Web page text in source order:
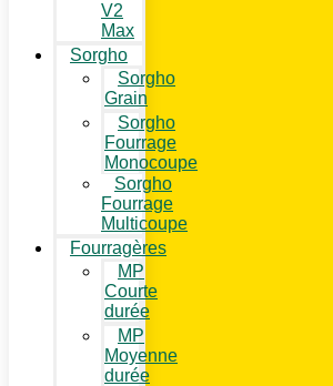
V2
Max
Sorgho
Sorgho
Grain
Sorgho
Fourrage
Monocoupe
Sorgho
Fourrage
Multicoupe
Fourragères
MP
Courte
durée
MP
Moyenne
durée